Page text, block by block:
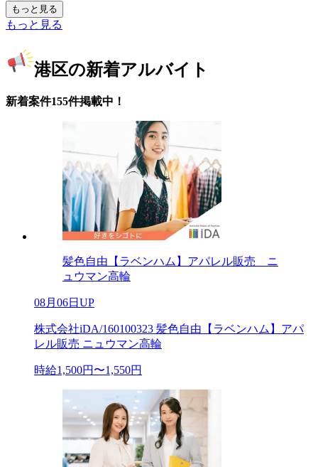
もっと見る
もっと見る
港区の新着アルバイト
新着案件155件掲載中！
髪色自由【ラベンハム】アパレル販売 ニ
ュウマン高輪
08月06日UP
株式会社iDA/160100323 髪色自由【ラベンハム】アパ
レル販売 ニュウマン高輪
時給1,500円〜1,550円